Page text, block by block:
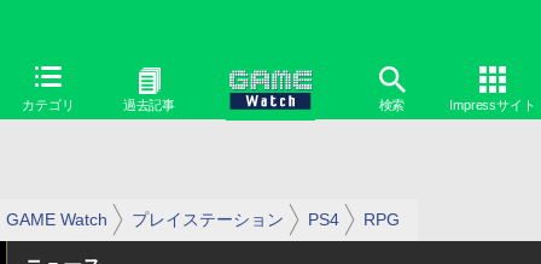
カテゴリ 過去記事 検索 Impressサイト
GAME Watch プレイステーション PS4 RPG